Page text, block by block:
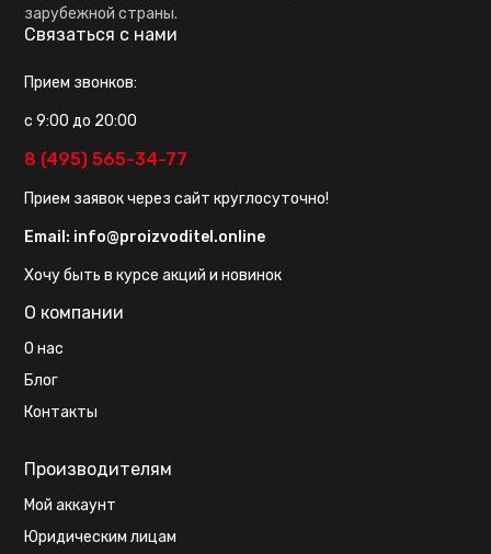
зарубежной страны.
Связаться с нами
Прием звонков:
с 9:00 до 20:00
8 (495) 565-34-77
Прием заявок через сайт круглосуточно!
Email: info@proizvoditel.online
Хочу быть в курсе акций и новинок
О компании
О нас
Блог
Контакты
Производителям
Мой аккаунт
Юридическим лицам